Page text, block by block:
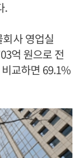
.
회사 영업실
억 원으로 전
교하면 69.1%